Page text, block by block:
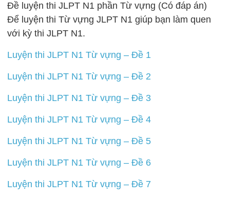
Đề luyện thi JLPT N1 phần Từ vựng (Có đáp án)
Để luyện thi Từ vựng JLPT N1 giúp bạn làm quen
với kỳ thi JLPT N1.
Luyện thi JLPT N1 Từ vựng – Đề 1
Luyện thi JLPT N1 Từ vựng – Đề 2
Luyện thi JLPT N1 Từ vựng – Đề 3
Luyện thi JLPT N1 Từ vựng – Đề 4
Luyện thi JLPT N1 Từ vựng – Đề 5
Luyện thi JLPT N1 Từ vựng – Đề 6
Luyện thi JLPT N1 Từ vựng – Đề 7